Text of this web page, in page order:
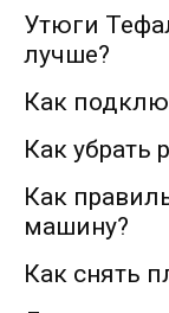
Утюги
лучше?
Как
Как убрать
Как
машину?
Как снять